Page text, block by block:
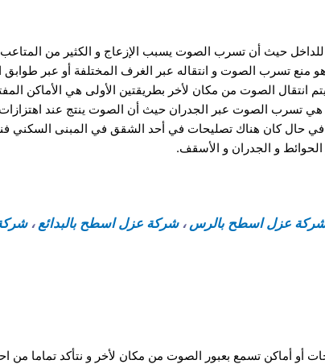
حيث أن تسرب الصوت يسبب الإزعاج و الكثير من المتاعب
هو منع تسرب الصوت و انتقاله عبر الغرف المختلفة أو عبر طوابق
يتم انتقال الصوت من مكان لأخر بطريقتين الأولى هي الأماكن
تسرب الصوت عبر الجدران حيث أن الصوت ينتج عند
حال كان هناك تصليحات في أحد الشقق في المبنى السكني
و الجدران و الأسقف.
عزل اسطح بالرس ،شركة عزل اسطح بالبدائع ،
أو أماكن تسمع بعبور الصوت من مكان لأخر و نتأكد تماما من